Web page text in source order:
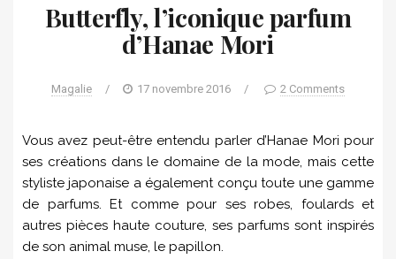
Butterfly, l’iconique parfum
d’Hanae Mori
Magalie / 17 novembre 2016 / 2 Comments
Vous avez peut-être entendu parler d’Hanae Mori pour
ses créations dans le domaine de la mode, mais cette
styliste japonaise a également conçu toute une gamme
de parfums. Et comme pour ses robes, foulards et
autres pièces haute couture, ses parfums sont inspirés
de son animal muse, le papillon.